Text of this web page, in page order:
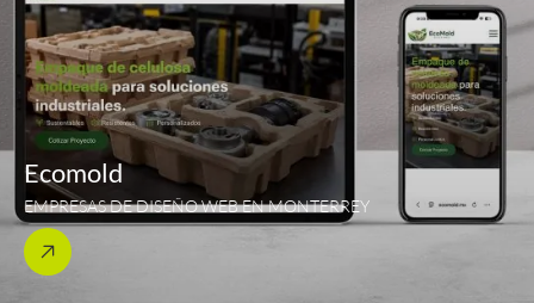
Ecomold
EMPRESAS DE DISEÑO WEB EN MONTERREY